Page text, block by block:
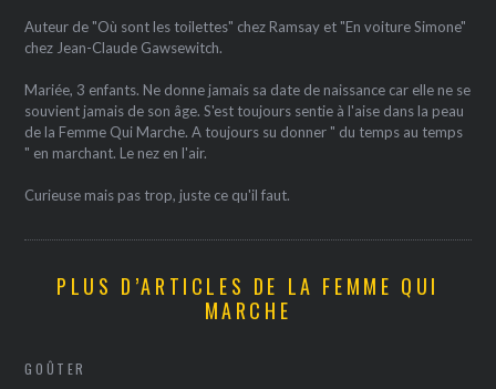
Auteur de "Où sont les toilettes" chez Ramsay et "En voiture Simone"
chez Jean-Claude Gawsewitch.
Mariée, 3 enfants. Ne donne jamais sa date de naissance car elle ne se
souvient jamais de son âge. S'est toujours sentie à l'aise dans la peau
de la Femme Qui Marche. A toujours su donner " du temps au temps
" en marchant. Le nez en l'air.
Curieuse mais pas trop, juste ce qu'il faut.
PLUS D’ARTICLES DE LA FEMME QUI
MARCHE
GOÛTER